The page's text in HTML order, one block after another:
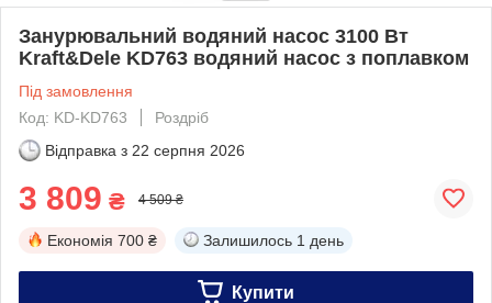
Занурювальний водяний насос 3100 Вт
Kraft&Dele KD763 водяний насос з поплавком
Під замовлення
Код: KD-KD763
Роздріб
Відправка з 22 серпня 2026
3 809 ₴ 4 509 ₴
Економія 700 ₴ Залишилось 1 день
Купити